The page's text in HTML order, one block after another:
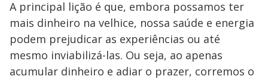
A principal lição é que, embora possamos ter
mais dinheiro na velhice, nossa saúde e energia
podem prejudicar as experiências ou até
mesmo inviabilizá-las. Ou seja, ao apenas
acumular dinheiro e adiar o prazer, corremos o